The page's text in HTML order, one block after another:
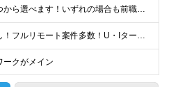
以下の二つから選べます！いずれの場合も前職の給与を考盛し給与シミュレーションを作成します。 【プロセス型（コツコツ給与を上げたい方向け）】 ■月給25万円～50万円 ※年齢や社歴、仕事の取り組み姿勢
【転勤なし！フルリモート案件多数！U・Iターン歓迎】 一都三県を中心に豊富な案件を保有しております！ 東京・愛知・大阪・広島・福岡・新潟の 各プロジェクト先または自社拠点 ※勤務地は希望を考慮します
ークがメイン